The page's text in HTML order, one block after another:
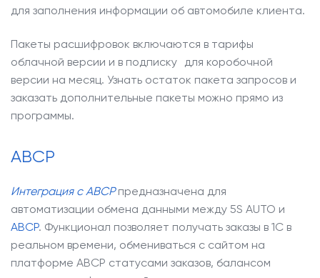
для заполнения информации об автомобиле клиента.
Пакеты расшифровок включаются в тарифы
облачной версии и в подписку для коробочной
версии на месяц. Узнать остаток пакета запросов и
заказать дополнительные пакеты можно прямо из
программы.
ABCP
Интеграция c ABCPпредназначена для
автоматизации обмена данными между 5S AUTO и
ABCP. Функционал позволяет получать заказы в 1С в
реальном времени, обмениваться с сайтом на
платформе ABCP статусами заказов, балансом